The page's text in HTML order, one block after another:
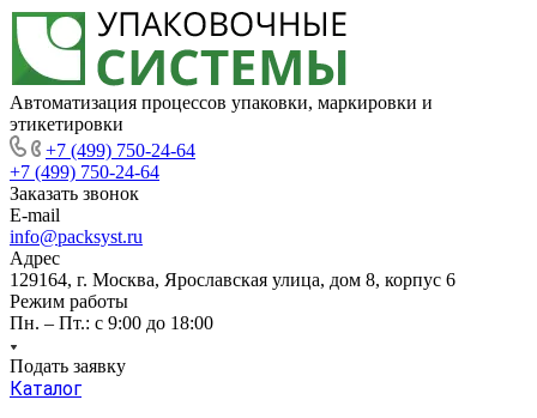
Автоматизация процессов упаковки, маркировки и
этикетировки
+7 (499) 750-24-64
+7 (499) 750-24-64
Заказать звонок
E-mail
info@packsyst.ru
Адрес
129164, г. Москва, Ярославская улица, дом 8, корпус 6
Режим работы
Пн. – Пт.: с 9:00 до 18:00
Подать заявку
Каталог